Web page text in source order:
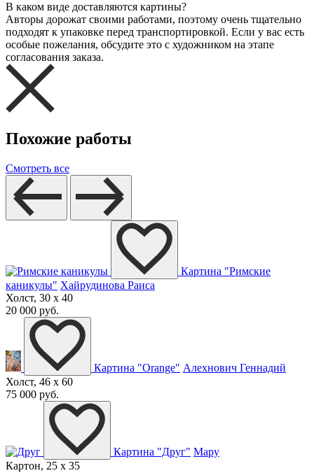
В каком виде доставляются картины?
Авторы дорожат своими работами, поэтому очень тщательно
подходят к упаковке перед транспортировкой. Если у вас есть
особые пожелания, обсудите это с художником на этапе
согласования заказа.
Похожие работы
Смотреть все
Картина "Римские
каникулы" Хайрудинова Раиса
Холст, 30 x 40
20 000 руб.
Картина "Orange" Алехнович Геннадий
Холст, 46 x 60
75 000 руб.
Картина "Друг" Мару
Картон, 25 x 35